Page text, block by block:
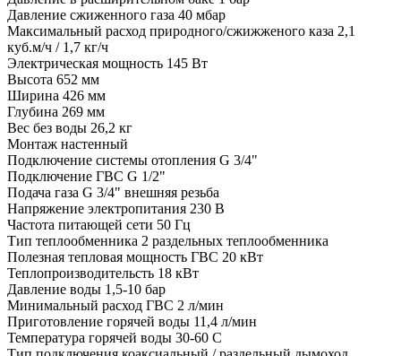
Давление сжиженного газа 40 мбар
Максимальный расход природного/сжижженого каза 2,1
куб.м/ч / 1,7 кг/ч
Электрическая мощность 145 Вт
Высота 652 мм
Ширина 426 мм
Глубина 269 мм
Вес без воды 26,2 кг
Монтаж настенный
Подключение системы отопления G 3/4"
Подключение ГВС G 1/2"
Подача газа G 3/4" внешняя резьба
Напряжение электропитания 230 В
Частота питающей сети 50 Гц
Тип теплообменника 2 раздельных теплообменника
Полезная тепловая мощность ГВС 20 кВт
Теплопроизводительсть 18 кВт
Давление воды 1,5-10 бар
Минимальный расход ГВС 2 л/мин
Приготовление горячей воды 11,4 л/мин
Температура горячей воды 30-60 С